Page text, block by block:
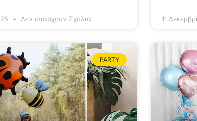
Δεν υπάρχουν Σχόλια 11
PARTY